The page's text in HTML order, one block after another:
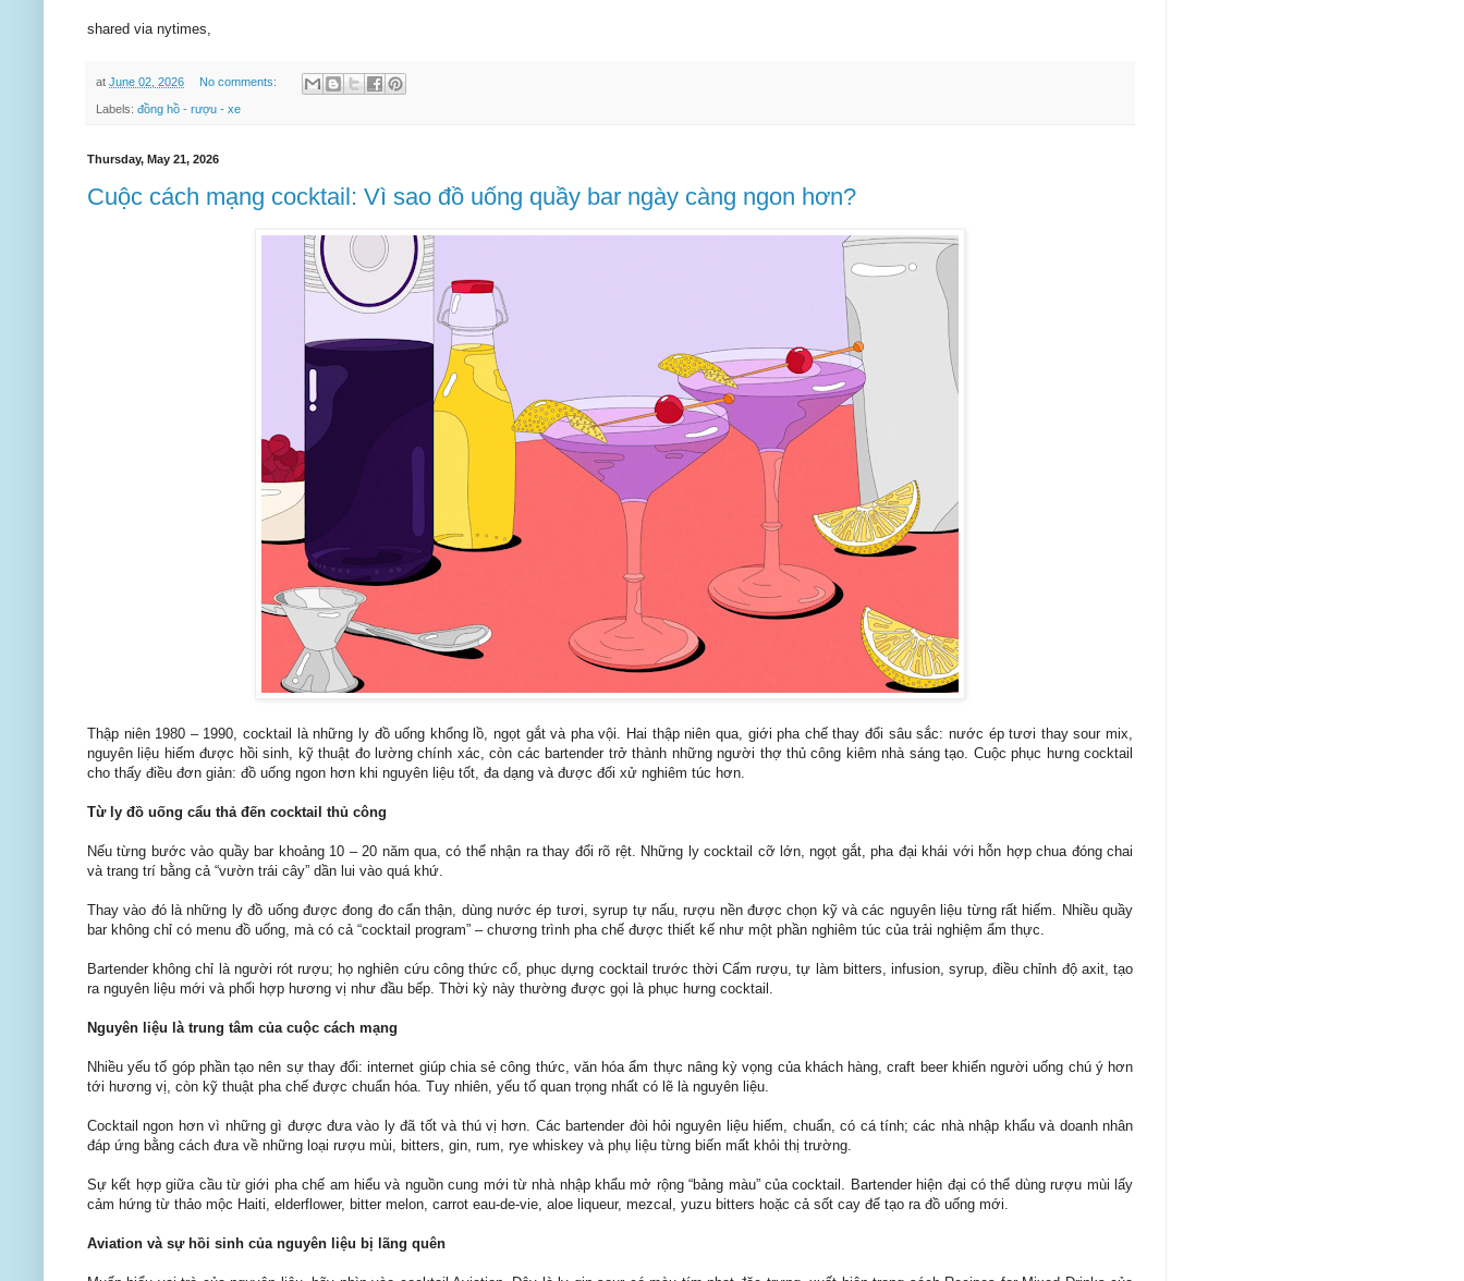
shared via nytimes,
at June 02, 2026 No comments:
Labels: đồng hồ - rượu - xe
Thursday, May 21, 2026
Cuộc cách mạng cocktail: Vì sao đồ uống quầy bar ngày càng ngon hơn?
Thập niên 1980 – 1990, cocktail là những ly đồ uống khổng lồ, ngọt gắt và pha vội. Hai thập niên qua, giới pha chế thay đổi sâu sắc: nước ép tươi thay sour mix,
nguyên liệu hiếm được hồi sinh, kỹ thuật đo lường chính xác, còn các bartender trở thành những người thợ thủ công kiêm nhà sáng tạo. Cuộc phục hưng cocktail
cho thấy điều đơn giản: đồ uống ngon hơn khi nguyên liệu tốt, đa dạng và được đối xử nghiêm túc hơn.
Từ ly đồ uống cẩu thả đến cocktail thủ công
Nếu từng bước vào quầy bar khoảng 10 – 20 năm qua, có thể nhận ra thay đổi rõ rệt. Những ly cocktail cỡ lớn, ngọt gắt, pha đại khái với hỗn hợp chua đóng chai
và trang trí bằng cả “vườn trái cây” dần lui vào quá khứ.
Thay vào đó là những ly đồ uống được đong đo cẩn thận, dùng nước ép tươi, syrup tự nấu, rượu nền được chọn kỹ và các nguyên liệu từng rất hiếm. Nhiều quầy
bar không chỉ có menu đồ uống, mà có cả “cocktail program” – chương trình pha chế được thiết kế như một phần nghiêm túc của trải nghiệm ẩm thực.
Bartender không chỉ là người rót rượu; họ nghiên cứu công thức cổ, phục dựng cocktail trước thời Cấm rượu, tự làm bitters, infusion, syrup, điều chỉnh độ axit, tạo
ra nguyên liệu mới và phối hợp hương vị như đầu bếp. Thời kỳ này thường được gọi là phục hưng cocktail.
Nguyên liệu là trung tâm của cuộc cách mạng
Nhiều yếu tố góp phần tạo nên sự thay đổi: internet giúp chia sẻ công thức, văn hóa ẩm thực nâng kỳ vọng của khách hàng, craft beer khiến người uống chú ý hơn
tới hương vị, còn kỹ thuật pha chế được chuẩn hóa. Tuy nhiên, yếu tố quan trọng nhất có lẽ là nguyên liệu.
Cocktail ngon hơn vì những gì được đưa vào ly đã tốt và thú vị hơn. Các bartender đòi hỏi nguyên liệu hiếm, chuẩn, có cá tính; các nhà nhập khẩu và doanh nhân
đáp ứng bằng cách đưa về những loại rượu mùi, bitters, gin, rum, rye whiskey và phụ liệu từng biến mất khỏi thị trường.
Sự kết hợp giữa cầu từ giới pha chế am hiểu và nguồn cung mới từ nhà nhập khẩu mở rộng “bảng màu” của cocktail. Bartender hiện đại có thể dùng rượu mùi lấy
cảm hứng từ thảo mộc Haiti, elderflower, bitter melon, carrot eau-de-vie, aloe liqueur, mezcal, yuzu bitters hoặc cả sốt cay để tạo ra đồ uống mới.
Aviation và sự hồi sinh của nguyên liệu bị lãng quên